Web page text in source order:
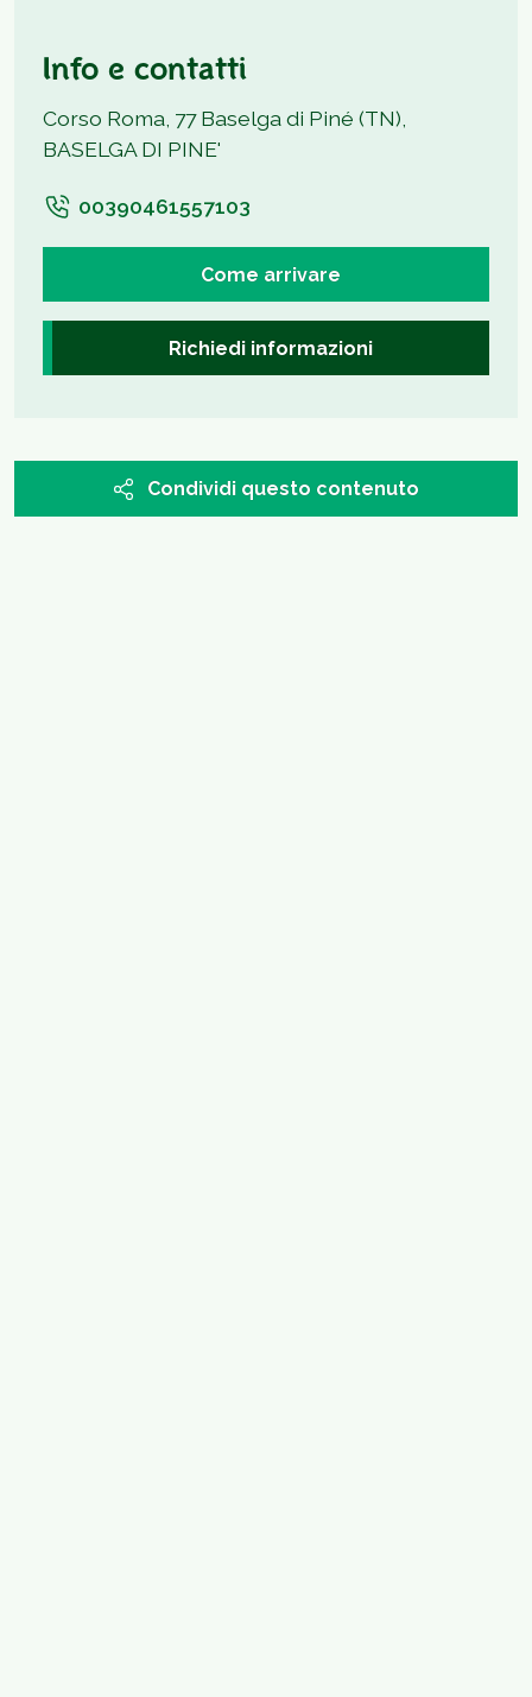
Info e contatti
Corso Roma, 77 Baselga di Piné (TN),
BASELGA DI PINE'
00390461557103
Come arrivare
Richiedi informazioni
Condividi questo contenuto